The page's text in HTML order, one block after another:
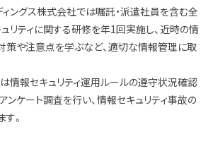
ィングス株式会社では嘱託・派遣社員を含む全
リティに関する研修を年1回実施し、近時の情
策や注意点を学ぶなど、適切な情報管理に取
情報セキュリティ運用ルールの遵守状況確認
ンケート調査を行い、情報セキュリティ事故の
。